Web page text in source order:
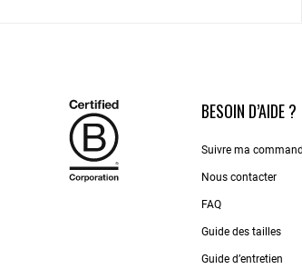
BESOIN D’AIDE ?
Suivre ma
Nous contacter
FAQ
Guide des tailles
Guide d’entretien